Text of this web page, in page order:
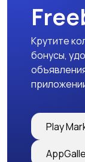
Крутите
бонусы,
Play